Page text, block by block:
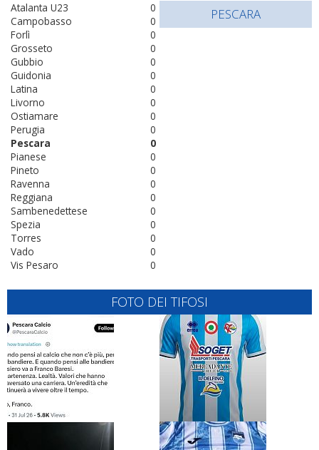
0
Atalanta U23
0
Campobasso
0
Forlì
0
Grosseto
0
Gubbio
0
Guidonia
0
Latina
0
Livorno
0
Ostiamare
0
Perugia
0
Pescara
0
Pianese
0
Pineto
0
Ravenna
0
Reggiana
0
Sambenedettese
0
Spezia
0
Torres
0
Vado
0
Vis Pesaro
PESCARA
FOTO DEI TIFOSI